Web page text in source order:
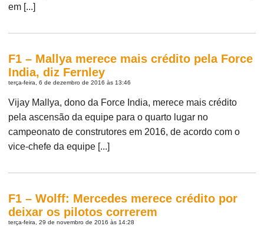
em [...]
F1 – Mallya merece mais crédito pela Force
India, diz Fernley
terça-feira, 6 de dezembro de 2016 às 13:46
Vijay Mallya, dono da Force India, merece mais crédito
pela ascensão da equipe para o quarto lugar no
campeonato de construtores em 2016, de acordo com o
vice-chefe da equipe [...]
F1 – Wolff: Mercedes merece crédito por
deixar os pilotos correrem
terça-feira, 29 de novembro de 2016 às 14:28